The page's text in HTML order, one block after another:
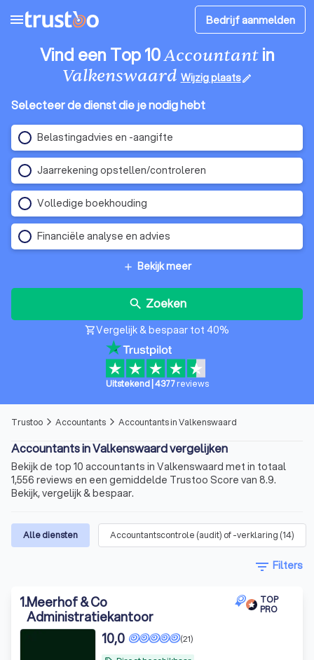
menu Bedrijf aanmelden
Vind een Top 10Accountantin
Valkenswaard Wijzig plaatsedit
Selecteer de dienst die je nodig hebt
Belastingadvies en -aangifte
Jaarrekening opstellen/controleren
Volledige boekhouding
Financiële analyse en advies
add Bekijk meer
search Zoeken
shopping_cartVergelijk & bespaar tot 40%
Uitstekend| 4377 reviews
Trustoo arrow_forward_ios Accountants arrow_forward_ios Accountants in Valkenswaard
Accountants in Valkenswaard vergelijken
Bekijk de top 10 accountants in Valkenswaard met in totaal
1,556 reviews en een gemiddelde Trustoo Score van 8.9.
Bekijk, vergelijk & bespaar.
Alle diensten Accountantscontrole (audit) of -verklaring (14)
filter_list Filters
1.Meerhof & Co
Administratiekantoor
TOP
PRO
(21)
10,0